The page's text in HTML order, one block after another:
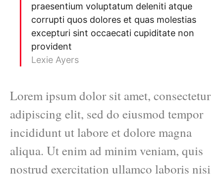
praesentium voluptatum deleniti atque
corrupti quos dolores et quas molestias
excepturi sint occaecati cupiditate non
provident
Lexie Ayers
Lorem ipsum dolor sit amet, consectetur
adipiscing elit, sed do eiusmod tempor
incididunt ut labore et dolore magna
aliqua. Ut enim ad minim veniam, quis
nostrud exercitation ullamco laboris nisi